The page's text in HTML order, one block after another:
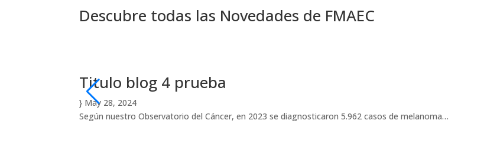
Descubre todas las Novedades de FMAEC
Titulo blog 4 prueba
} May 28, 2024
Según nuestro Observatorio del Cáncer, en 2023 se diagnosticaron 5.962 casos de melanoma…